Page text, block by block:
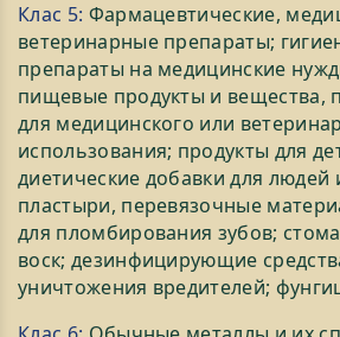
Клас 5: Фармацевтические,
ветеринарные препараты;
препараты на медицинские
пищевые продукты и вещества,
для медицинского или
использования; продукты для
диетические добавки для людей
пластыри, перевязочные
для пломбирования зубов;
воск; дезинфицирующие
уничтожения вредителей;